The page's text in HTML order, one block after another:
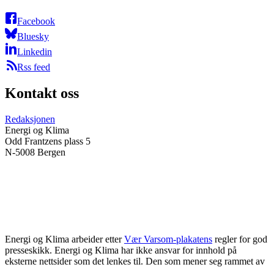
Facebook
Bluesky
Linkedin
Rss feed
Kontakt oss
Redaksjonen
Energi og Klima
Odd Frantzens plass 5
N-5008 Bergen
Energi og Klima arbeider etter Vær Varsom-plakatens regler for god
presseskikk. Energi og Klima har ikke ansvar for innhold på
eksterne nettsider som det lenkes til. Den som mener seg rammet av